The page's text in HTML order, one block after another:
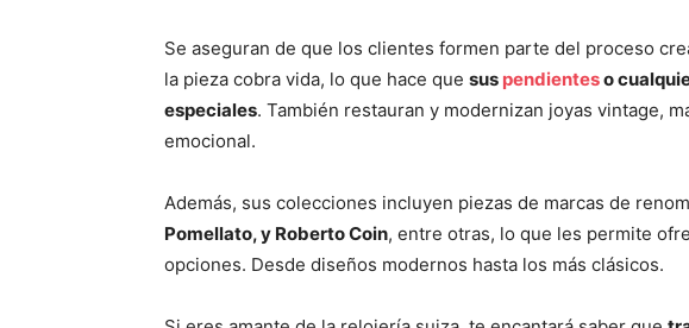
Se aseguran de que los clientes formen parte del proceso
la pieza cobra vida, lo que hace que sus pendienteso
especiales. También restauran y modernizan joyas vintage,
emocional.
Además, sus colecciones incluyen piezas de marcas de
Pomellato, y Roberto Coin, entre otras, lo que les permite
opciones. Desde diseños modernos hasta los más clásicos.